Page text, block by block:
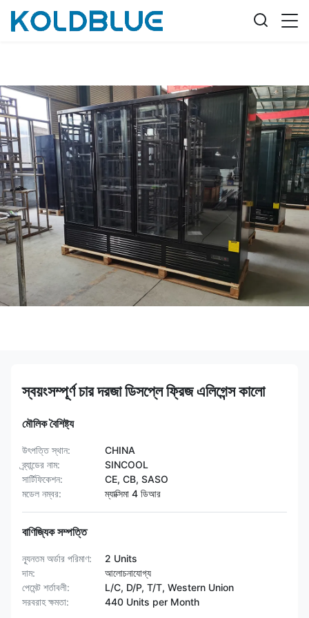
স্বয়ংসম্পূর্ণ চার দরজা ডিসপ্লে ফ্রিজ এলিগেন্স কালো
মৌলিক বৈশিষ্ট্য
উৎপত্তি স্থান:
CHINA
ব্র্যান্ডের নাম:
SINCOOL
সার্টিফিকেশন:
CE, CB, SASO
মডেল নম্বর:
ম্যাক্সিমা 4 ডিআর
বাণিজ্যিক সম্পত্তি
ন্যূনতম অর্ডার পরিমাণ:
2 Units
দাম:
আলোচনাযোগ্য
পেমেন্ট শর্তাবলী:
L/C, D/P, T/T, Western Union
সরবরাহ ক্ষমতা:
440 Units per Month